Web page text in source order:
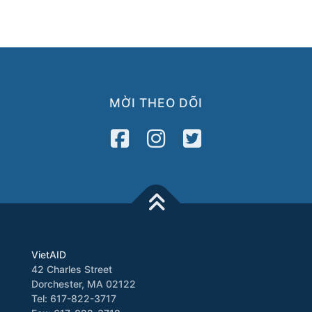
MỜI THEO DÕI
VietAID
42 Charles Street
Dorchester, MA 02122
Tel: 617-822-3717